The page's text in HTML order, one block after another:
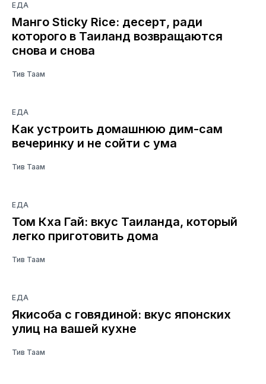
ЕДА
Манго Sticky Rice: десерт, ради
которого в Таиланд возвращаются
снова и снова
Тив Таам
ЕДА
Как устроить домашнюю дим-сам
вечеринку и не сойти с ума
Тив Таам
ЕДА
Том Кха Гай: вкус Таиланда, который
легко приготовить дома
Тив Таам
ЕДА
Якисоба с говядиной: вкус японских
улиц на вашей кухне
Тив Таам